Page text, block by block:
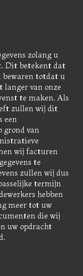
zolang u
Dit betekent dat
totdat u
langer van onze
te maken. Als
zullen wij dit
een
grond van
wij facturen
te
zullen wij dus
termijn
hebben
meer tot uw
die wij
uw opdracht